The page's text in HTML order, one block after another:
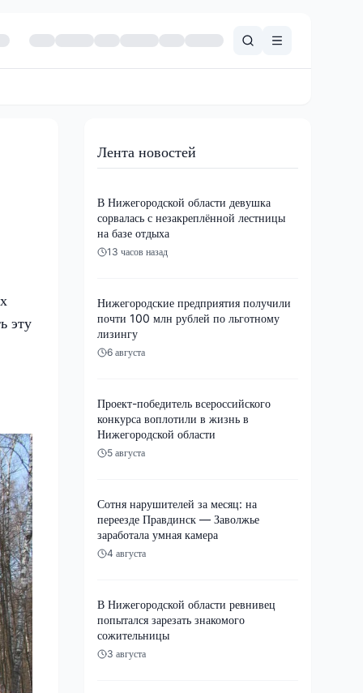
эту
Лента новостей
В Нижегородской области девушка
сорвалась с незакреплённой лестницы
на базе отдыха
13 часов назад
Нижегородские предприятия получили
почти 100 млн рублей по льготному
лизингу
6 августа
Проект-победитель всероссийского
конкурса воплотили в жизнь в
Нижегородской области
5 августа
Сотня нарушителей за месяц: на
переезде Правдинск — Заволжье
заработала умная камера
4 августа
В Нижегородской области ревнивец
попытался зарезать знакомого
сожительницы
3 августа